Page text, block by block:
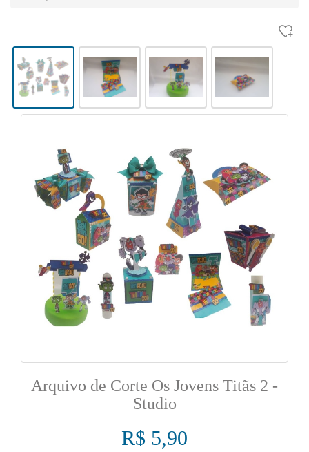
Arquivo de Corte Os Jovens Titãs 2 -
Studio
R$ 5,90